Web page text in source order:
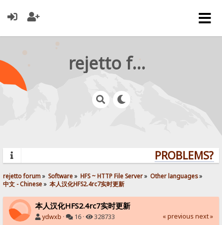
rejetto forum
PROBLEMS?
rejetto forum» Software» HFS ~ HTTP File Server» Other languages»
中文 - Chinese» 本人汉化HFS2.4rc7实时更新
本人汉化HFS2.4rc7实时更新
ydwxb · 16 · 328733 « previous next »